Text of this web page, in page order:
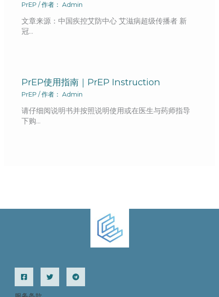
PrEP / 作者： Admin
文章来源：中国疾控艾防中心 艾滋病超级传播者 新
冠…
PrEP使用指南｜PrEP Instruction
PrEP / 作者： Admin
请仔细阅说明书并按照说明使用或在医生与药师指导
下购…